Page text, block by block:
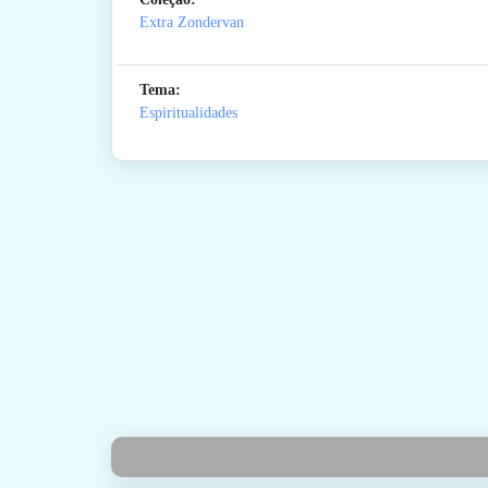
Extra Zondervan
Tema:
Espiritualidades